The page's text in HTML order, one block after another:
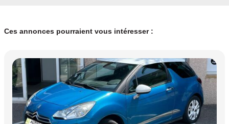
Ces annonces pourraient vous intéresser :